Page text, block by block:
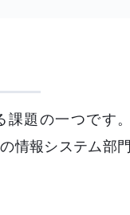
題の一つです。
情報システム部門